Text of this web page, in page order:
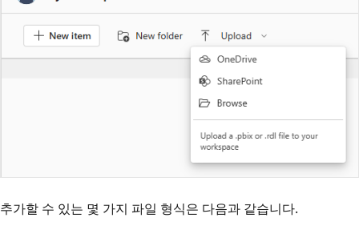
추가할 수 있는 몇 가지 파일 형식은 다음과 같습니다.